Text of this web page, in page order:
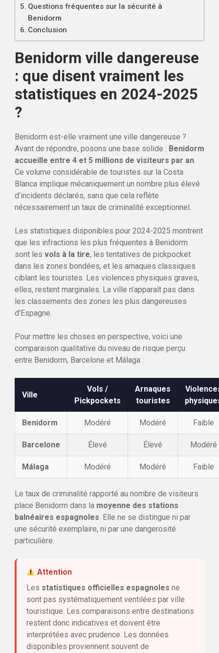
Questions fréquentes sur la sécurité à
Benidorm
Conclusion
Benidorm ville dangereuse
: que disent vraiment les
statistiques en 2024-2025
?
Benidorm est-elle vraiment une ville dangereuse ?
Avant de répondre, posons une base solide : Benidorm
accueille entre 4 et 5 millions de visiteurs par an.
Ce volume considérable de touristes sur la Costa
Blanca implique mécaniquement un nombre plus élevé
d’incidents déclarés, sans que cela reflète
nécessairement un taux de criminalité exceptionnel.
Les statistiques disponibles pour 2024-2025 montrent
que les infractions les plus fréquentes à Benidorm
sont les vols à la tire, les tentatives de pickpocket
dans les zones bondées, et les arnaques classiques
ciblant les touristes. Les violences physiques graves,
elles, restent marginales. La ville n’apparaît pas dans
les classements des zones les plus dangereuses
d’Espagne.
Pour mettre les choses en perspective, voici une
comparaison qualitative du niveau de risque perçu
entre Benidorm, Barcelone et Málaga :
Ville
Vols /
Pickpockets
Arnaques
touristes
Benidorm Modéré Modéré Faible
Barcelone Élevé Élevé Modéré
Málaga Modéré Modéré Faible
Le taux de criminalité rapporté au nombre de visiteurs
place Benidorm dans la moyenne des stations
balnéaires espagnoles. Elle ne se distingue ni par
une sécurité exemplaire, ni par une dangerosité
particulière.
Attention
Les statistiques officielles espagnoles ne
sont pas systématiquement ventilées par ville
touristique. Les comparaisons entre destinations
restent donc indicatives et doivent être
interprétées avec prudence. Les données
disponibles proviennent souvent de